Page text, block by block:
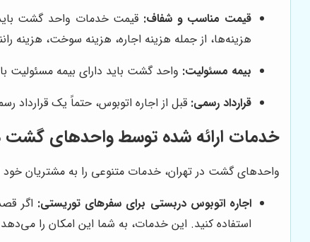
قیمت مناسب و شفاف: قیمت خدمات واحد گشت باید
هزینه‌ها، از جمله هزینه اجاره، هزینه سوخت، هزینه
بیمه مسئولیت: واحد گشت باید دارای بیمه مسئولیت
قرارداد رسمی: قبل از اجاره اتوبوس، حتماً یک
خدمات ارائه شده توسط واحدهای گشت
واحدهای گشت در تهران، خدمات متنوعی را به مشتریان خود
اجاره اتوبوس دربستی برای سفرهای توریستی: اگر
استفاده کنید. این خدمات، به شما این امکان را